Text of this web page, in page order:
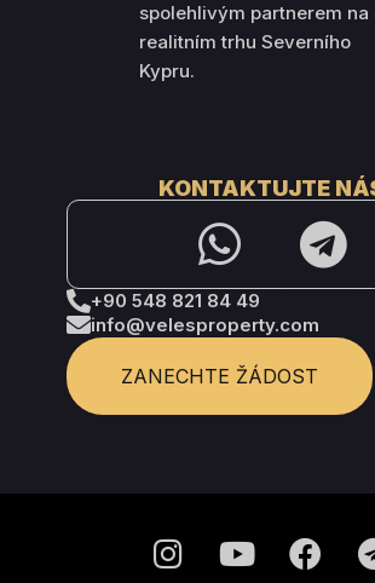
spolehlivým partnerem na
realitním trhu Severního
Kypru.
KONTAKTUJTE
+90 548 821 84 49
info@velesproperty.com
ZANECHTE ŽÁDOST